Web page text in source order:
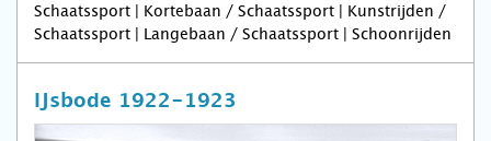
Schaatssport | Kortebaan / Schaatssport | Kunstrijden /
Schaatssport | Langebaan / Schaatssport | Schoonrijden
IJsbode 1922-1923